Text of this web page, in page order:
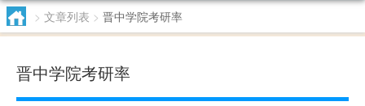
> 文章列表 > 晋中学院考研率
晋中学院考研率